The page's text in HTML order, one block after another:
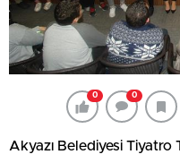
0 0
Akyazı Belediyesi Tiyatro